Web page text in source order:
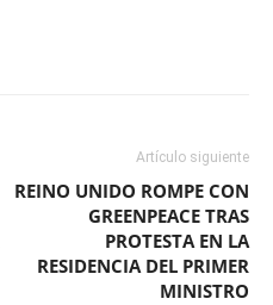
Artículo siguiente
REINO UNIDO ROMPE CON
GREENPEACE TRAS
PROTESTA EN LA
RESIDENCIA DEL PRIMER
MINISTRO